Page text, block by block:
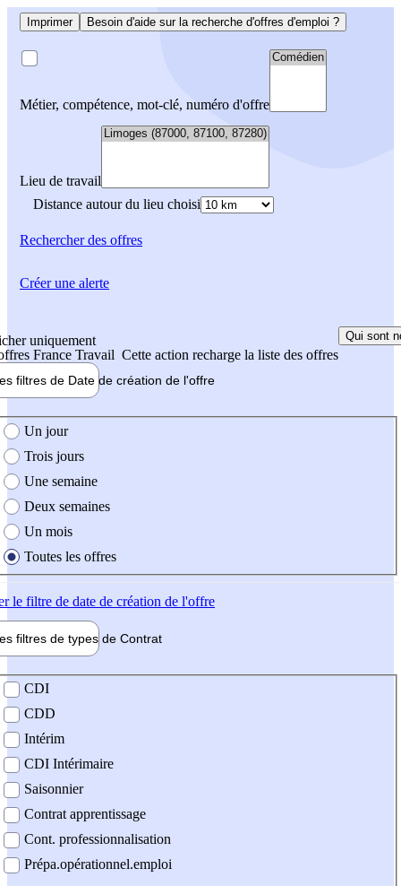
Imprimer Besoin d'aide sur la recherche d'offres d'emploi ?
Métier, compétence, mot-clé, numéro d'offre
Lieu de travail
Distance autour du lieu choisi
Rechercherdes offres
uniquement
France Travail Cette action recharge la liste des offres
Qui sont
filtres de Date de création de l'offre
création de l'offre
Un jour
Trois jours
Une semaine
Deux semaines
Un mois
Toutes les offres
le filtre de date de création de l'offre
filtres de types de Contrat
contrat
CDI
CDD
Intérim
CDI Intérimaire
Saisonnier
Contrat apprentissage
Cont. professionnalisation
Prépa.opérationnel.emploi
Créer une alerte